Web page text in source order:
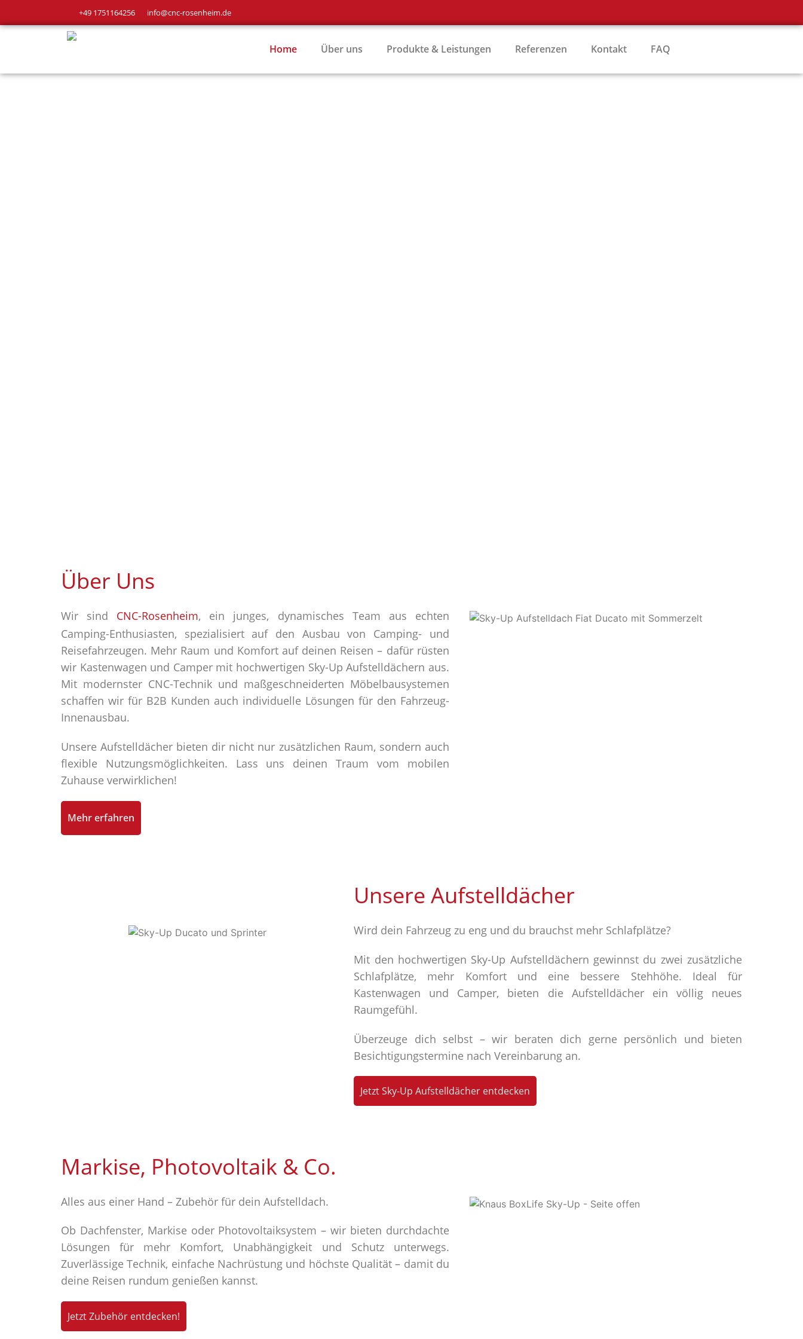
+49 1751164256 info@cnc-rosenheim.de
Home Über uns Produkte & Leistungen Referenzen Kontakt FAQ
Über Uns
Wir sind CNC-Rosenheim, ein junges, dynamisches Team aus echten
Camping-Enthusiasten, spezialisiert auf den Ausbau von Camping- und
Reisefahrzeugen. Mehr Raum und Komfort auf deinen Reisen – dafür rüsten
wir Kastenwagen und Camper mit hochwertigen Sky-Up Aufstelldächern aus.
Mit modernster CNC-Technik und maßgeschneiderten Möbelbausystemen
schaffen wir für B2B Kunden auch individuelle Lösungen für den Fahrzeug-
Innenausbau.
Unsere Aufstelldächer bieten dir nicht nur zusätzlichen Raum, sondern auch
flexible Nutzungsmöglichkeiten. Lass uns deinen Traum vom mobilen
Zuhause verwirklichen!
Mehr erfahren
Unsere Aufstelldächer
Wird dein Fahrzeug zu eng und du brauchst mehr Schlafplätze?
Mit den hochwertigen Sky-Up Aufstelldächern gewinnst du zwei zusätzliche
Schlafplätze, mehr Komfort und eine bessere Stehhöhe. Ideal für
Kastenwagen und Camper, bieten die Aufstelldächer ein völlig neues
Raumgefühl.
Überzeuge dich selbst – wir beraten dich gerne persönlich und bieten
Besichtigungstermine nach Vereinbarung an.
Jetzt Sky-Up Aufstelldächer entdecken
Markise, Photovoltaik & Co.
Alles aus einer Hand – Zubehör für dein Aufstelldach.
Ob Dachfenster, Markise oder Photovoltaiksystem – wir bieten durchdachte
Lösungen für mehr Komfort, Unabhängigkeit und Schutz unterwegs.
Zuverlässige Technik, einfache Nachrüstung und höchste Qualität – damit du
deine Reisen rundum genießen kannst.
Jetzt Zubehör entdecken!